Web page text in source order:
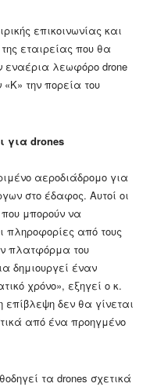
επικοινωνίας και
εταιρείας που θα
εναέρια λεωφόρο drone
«Κ» την πορεία του
για drones
αεροδιάδρομο για
στο έδαφος. Αυτοί οι
μπορούν να
πληροφορίες από τους
πλατφόρμα του
δημιουργεί έναν
χρόνο», εξηγεί ο κ.
δεν θα γίνεται
από ένα προηγμένο
τα drones σχετικά